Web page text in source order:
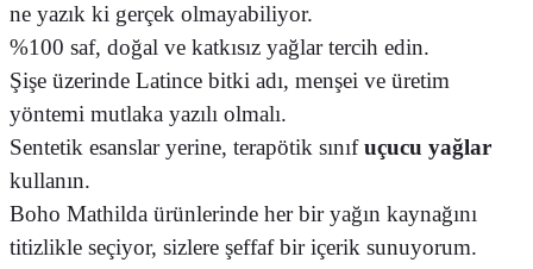
ne yazık ki gerçek olmayabiliyor.
%100 saf, doğal ve katkısız yağlar tercih edin.
Şişe üzerinde Latince bitki adı, menşei ve üretim
yöntemi mutlaka yazılı olmalı.
Sentetik esanslar yerine, terapötik sınıfuçucu yağlar
kullanın.
Boho Mathilda ürünlerinde her bir yağın kaynağını
titizlikle seçiyor, sizlere şeffaf bir içerik sunuyorum.